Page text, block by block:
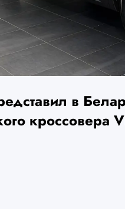
в
кроссовера